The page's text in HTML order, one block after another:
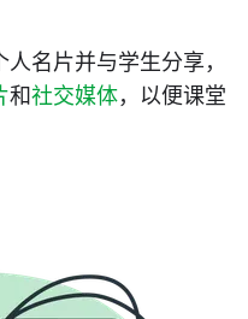
名片并与学生分享，
和社交媒体，以便课堂